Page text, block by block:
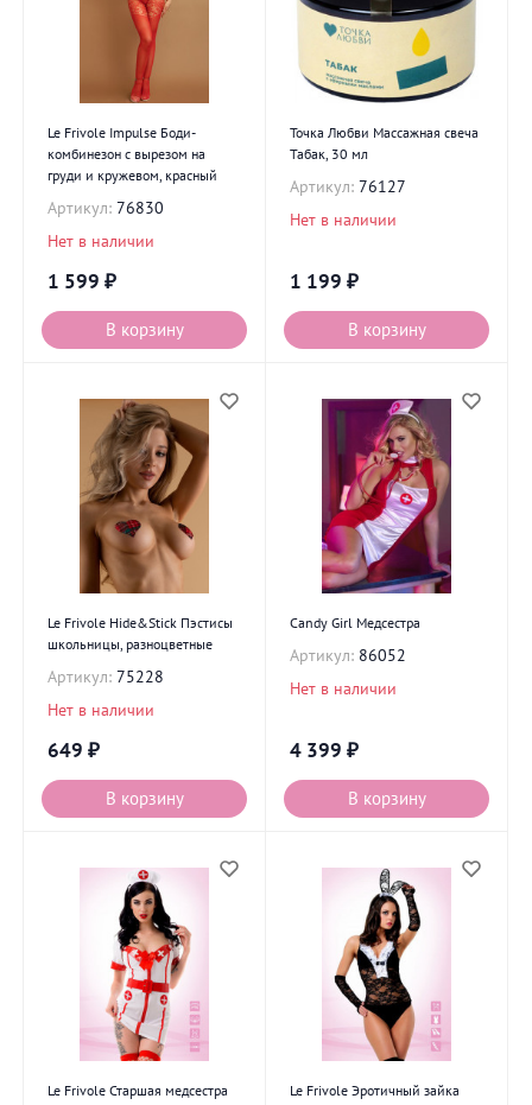
Le Frivole Impulse Боди-
комбинезон с вырезом на
груди и кружевом, красный
Артикул: 76830
Нет в наличии
1 599 ₽
В корзину
Точка Любви Массажная свеча
Табак, 30 мл
Артикул: 76127
Нет в наличии
1 199 ₽
В корзину
Le Frivole Hide&Stick Пэстисы
школьницы, разноцветные
Артикул: 75228
Нет в наличии
649 ₽
В корзину
Candy Girl Медсестра
Артикул: 86052
Нет в наличии
4 399 ₽
В корзину
Le Frivole Старшая медсестра Le Frivole Эротичный зайка